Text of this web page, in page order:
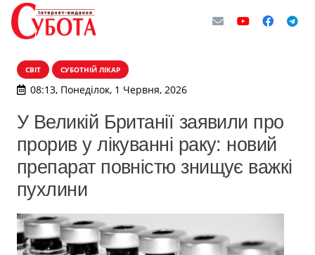
СВІТ СУБОТНІЙ ЛІКАР
08:13, Понеділок, 1 Червня, 2026
У Великій Британії заявили про
прорив у лікуванні раку: новий
препарат повністю знищує важкі
пухлини